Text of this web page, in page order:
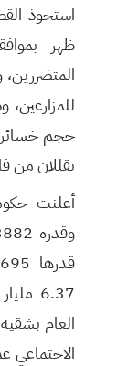
استحوذ
ظهر
المتضررين،
للمزارعين،
حجم خسائر
يقللان من
6.37
العام